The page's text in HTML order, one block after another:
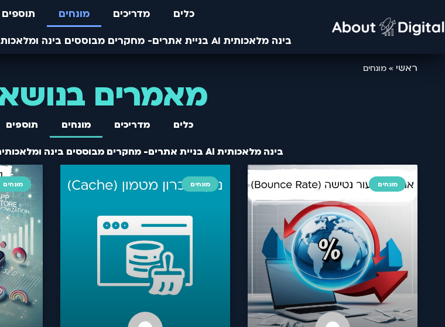
כלים מדריכים מונחים תוספים
בינה מלאכותית AI בניית אתרים- מחקרים מבוססים בינה ומלאכותית ו AI- עיצוב באמצעות AI ובינה מלאכותית
ראשי » מונחים
מאמרים
כלים מדריכים מונחים תוספים
בינה מלאכותית AI בניית אתרים- מחקרים מבוססים בינה ומלאכותית ו AI- עיצוב באמצעות AI ובינה מלאכותית
מונחים מונחים מונחים